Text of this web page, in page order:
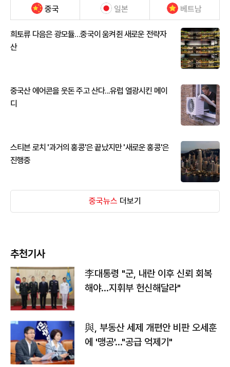
중국 일본 베트남
희토류 다음은 광모듈…중국이 움켜쥔 새로운 전략자
산
중국산 에어콘을 웃돈 주고 산다...유럽 열광시킨 메이
디
스티븐 로치 '과거의 홍콩'은 끝났지만 '새로운 홍콩'은
진행중
중국뉴스 더보기
추천기사
李대통령 "군, 내란 이후 신뢰 회복
해야…지휘부 헌신해달라"
與, 부동산 세제 개편안 비판 오세훈
에 '맹공'…"공급 억제기"